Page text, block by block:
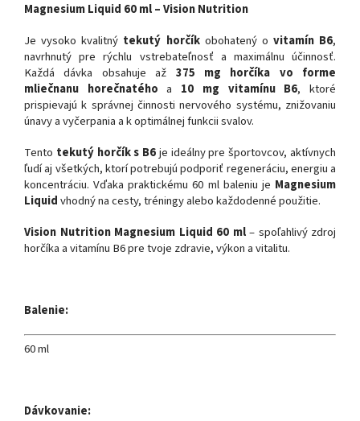
Magnesium Liquid 60 ml – Vision Nutrition
Je vysoko kvalitný tekutý horčíkobohatený o vitamín B6,
navrhnutý pre rýchlu vstrebateľnosť a maximálnu účinnosť.
Každá dávka obsahuje až 375 mg horčíka vo forme
mliečnanu horečnatého a 10 mg vitamínu B6, ktoré
prispievajú k správnej činnosti nervového systému, znižovaniu
únavy a vyčerpania a k optimálnej funkcii svalov.
Tento tekutý horčík s B6je ideálny pre športovcov, aktívnych
ľudí aj všetkých, ktorí potrebujú podporiť regeneráciu, energiu a
koncentráciu. Vďaka praktickému 60 ml baleniu je Magnesium
Liquidvhodný na cesty, tréningy alebo každodenné použitie.
Vision Nutrition Magnesium Liquid 60 ml– spoľahlivý zdroj
horčíka a vitamínu B6 pre tvoje zdravie, výkon a vitalitu.
Balenie:
60 ml
Dávkovanie: